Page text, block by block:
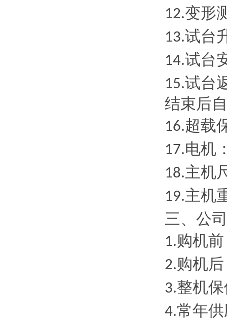
12.变形
13.试台
14.试台
15.试台
结束后
16.超载
17.电机
18.主机
19.主机
三、 公
1.购机
2.购机
3.整机
4.常年